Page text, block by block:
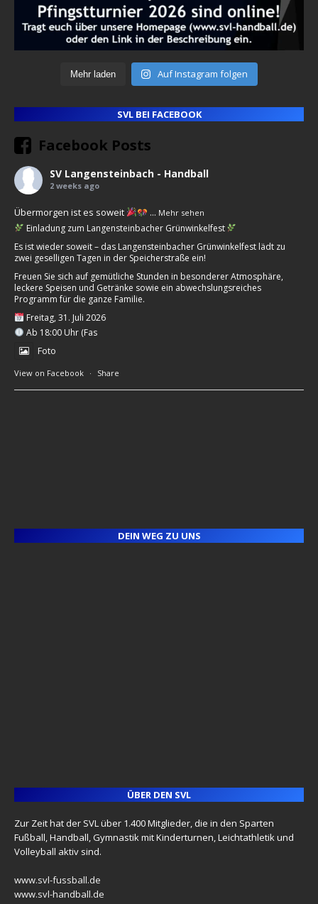
Mehr laden Auf Instagram folgen
SVL BEI FACEBOOK
Facebook Posts
SV Langensteinbach - Handball
2 weeks ago
Übermorgen ist es soweit
Einladung zum Langensteinbacher Grünwinkelfest
Es ist wieder soweit – das Langensteinbacher Grünwinkelfest lädt zu
zwei geselligen Tagen in der Speicherstraße ein!
Freuen Sie sich auf gemütliche Stunden in besonderer Atmosphäre,
leckere Speisen und Getränke sowie ein abwechslungsreiches
Programm für die ganze Familie.
Freitag, 31. Juli 2026
Ab 18:00 Uhr (Fas
... Mehr sehen
Foto
View on Facebook · Share
DEIN WEG ZU UNS
ÜBER DEN SVL
Zur Zeit hat der SVL über 1.400 Mitglieder, die in den Sparten
Fußball, Handball, Gymnastik mit Kinderturnen, Leichtathletik und
Volleyball aktiv sind.
www.svl-fussball.de
www.svl-handball.de